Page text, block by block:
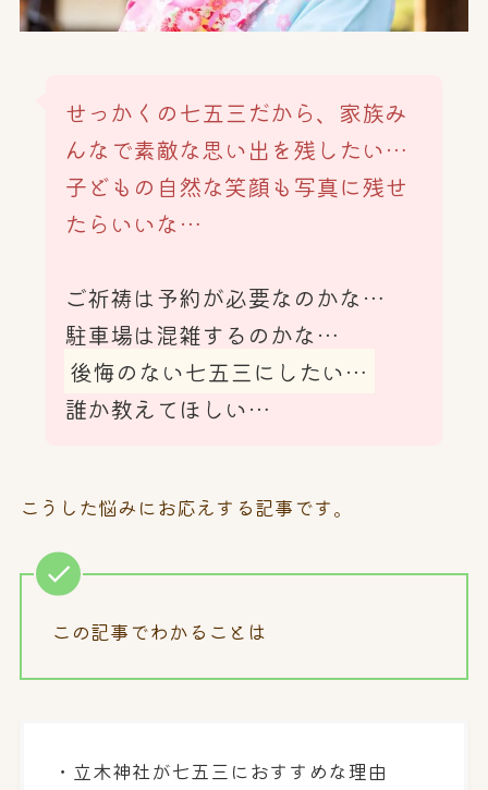
せっかくの七五三だから、家族み
んなで素敵な思い出を残したい…
子どもの自然な笑顔も写真に残せ
たらいいな…
ご祈祷は予約が必要なのかな…
駐車場は混雑するのかな…
後悔のない七五三にしたい…
誰か教えてほしい…
こうした悩みにお応えする記事です。
この記事でわかることは
・立木神社が七五三におすすめな理由